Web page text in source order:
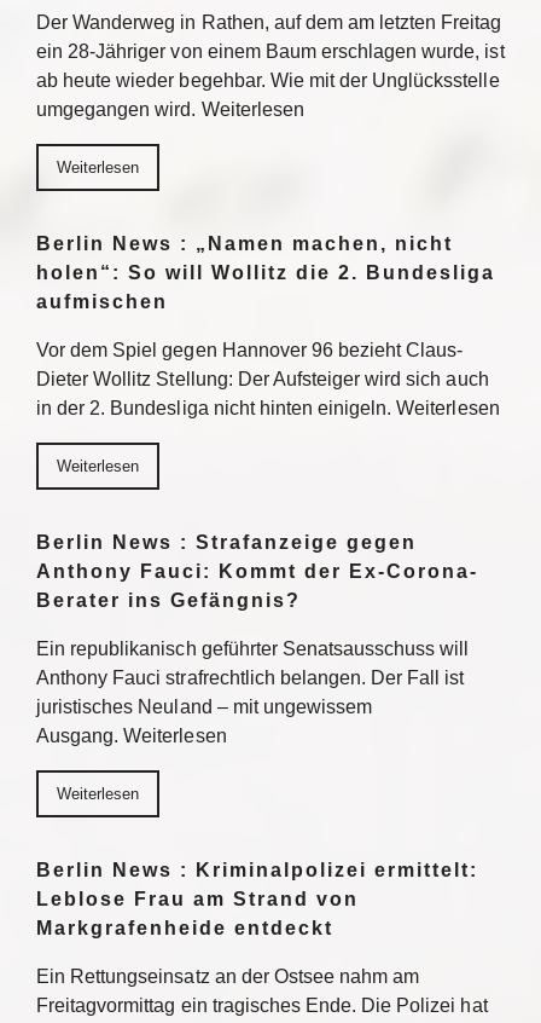
Der Wanderweg in Rathen, auf dem am letzten Freitag
ein 28-Jähriger von einem Baum erschlagen wurde, ist
ab heute wieder begehbar. Wie mit der Unglücksstelle
umgegangen wird. Weiterlesen
Weiterlesen
Berlin News : „Namen machen, nicht
holen“: So will Wollitz die 2. Bundesliga
aufmischen
Vor dem Spiel gegen Hannover 96 bezieht Claus-
Dieter Wollitz Stellung: Der Aufsteiger wird sich auch
in der 2. Bundesliga nicht hinten einigeln. Weiterlesen
Weiterlesen
Berlin News : Strafanzeige gegen
Anthony Fauci: Kommt der Ex-Corona-
Berater ins Gefängnis?
Ein republikanisch geführter Senatsausschuss will
Anthony Fauci strafrechtlich belangen. Der Fall ist
juristisches Neuland – mit ungewissem
Ausgang. Weiterlesen
Weiterlesen
Berlin News : Kriminalpolizei ermittelt:
Leblose Frau am Strand von
Markgrafenheide entdeckt
Ein Rettungseinsatz an der Ostsee nahm am
Freitagvormittag ein tragisches Ende. Die Polizei hat